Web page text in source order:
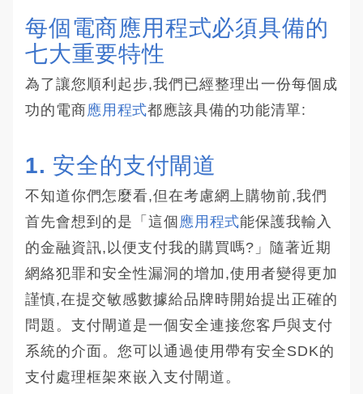
每個電商應用程式必須具備的
七大重要特性
為了讓您順利起步,我們已經整理出一份每個成
功的電商應用程式都應該具備的功能清單:
1. 安全的支付閘道
不知道你們怎麼看,但在考慮網上購物前,我們
首先會想到的是「這個 應用程式能保護我輸入
的金融資訊,以便支付我的購買嗎?」隨著近期
網絡犯罪和安全性漏洞的增加,使用者變得更加
謹慎,在提交敏感數據給品牌時開始提出正確的
問題。支付閘道是一個安全連接您客戶與支付
系統的介面。您可以通過使用帶有安全SDK的
支付處理框架來嵌入支付閘道。